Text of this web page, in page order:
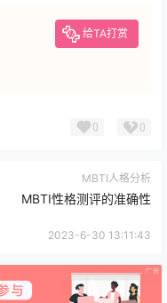
给TA打赏
0 0
MBTI人格分析
MBTI性格测评的准确性
2023-6-30 13:11:43